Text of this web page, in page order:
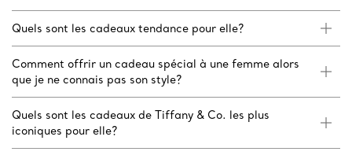
Quels sont les cadeaux tendance pour elle?
Comment offrir un cadeau spécial à une femme alors
que je ne connais pas son style?
Quels sont les cadeaux de Tiffany & Co. les plus
iconiques pour elle?